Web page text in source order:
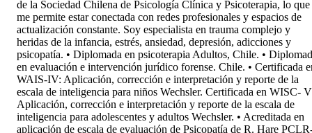
de la Sociedad Chilena de Psicología Clínica y Psicoterapia, lo que
me permite estar conectada con redes profesionales y espacios de
actualización constante. Soy especialista en trauma complejo y
heridas de la infancia, estrés, ansiedad, depresión, adicciones y
psicopatía. • Diplomada en psicoterapia Adultos, Chile. •
en evaluación e intervención jurídico forense. Chile. • Certificada
WAIS-IV: Aplicación, corrección e interpretación y reporte de la
escala de inteligencia para niños Wechsler. Certificada en WISC-
Aplicación, corrección e interpretación y reporte de la escala de
inteligencia para adolescentes y adultos Wechsler. • Acreditada en
aplicación de escala de evaluación de Psicopatía de R. Hare